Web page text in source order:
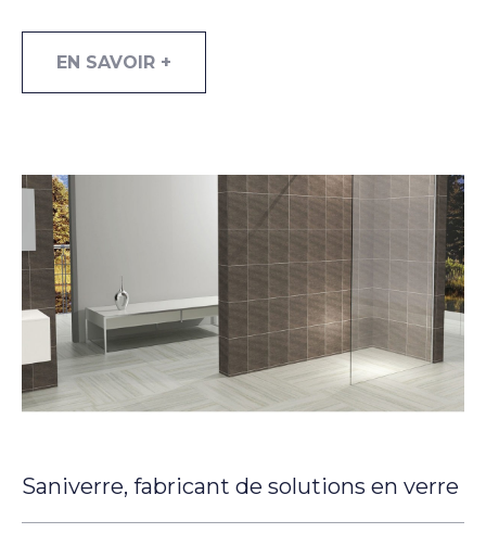
EN SAVOIR +
Saniverre, fabricant de solutions en verre